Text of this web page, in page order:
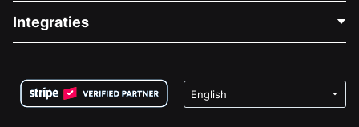
Vacatures
Privacy
Medische Fondsenwerving
Goede Doelen Fondsenwerving
Integraties
Wix Donatie Plugin